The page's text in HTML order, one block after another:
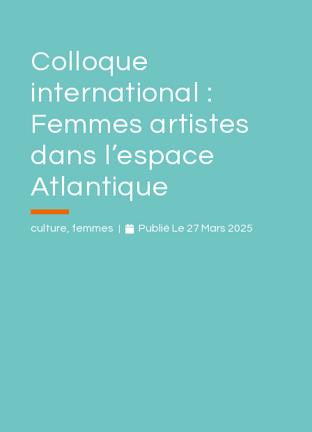
Colloque
international :
Femmes artistes
dans l’espace
Atlantique
culture, femmes Publié Le 27 Mars 2025